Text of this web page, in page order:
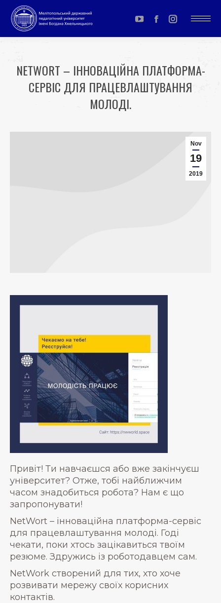
YouTube
page
in
new
Facebook
page
in
new
Instagram
page
in
new
NETWORT – ІННОВАЦІЙНА ПЛАТФОРМА-
СЕРВІС ДЛЯ ПРАЦЕВЛАШТУВАННЯ
МОЛОДІ.
Nov
19
2019
Привіт! Ти навчаєшся або вже закінчуєш
університет? Отже, тобі найближчим
часом знадобиться робота? Нам є що
запропонувати!
NetWort – інноваційна платформа-сервіс
для працевлаштування молоді. Годі
чекати, поки хтось зацікавиться твоїм
резюме. Здружись із роботодавцем сам.
NetWork створений для тих, хто хоче
розвивати мережу своїх корисних
контактів.